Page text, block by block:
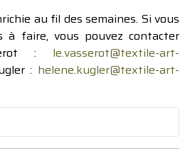
au fil des semaines. Si vous
à faire, vous pouvez contacter
: le.vasserot@textile-art-
: helene.kugler@textile-art-